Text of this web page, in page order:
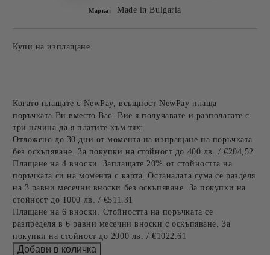
Марка: Made in Bulgaria
Купи на изплащане
Когато плащате с NewPay, всъщност NewPay плаща
поръчката Ви вместо Вас. Вие я получавате и разполагате с
три начина да я платите към тях:
Отложено до 30 дни от момента на изпращане на поръчката
без оскъпяване. За покупки на стойност до 400 лв. / €204,52
Плащане на 4 вноски. Заплащате 20% от стойността на
поръчката си на момента с карта. Останалата сума се разделя
на 3 равни месечни вноски без оскъпяване. За покупки на
стойност до 1000 лв. / €511.31
Плащане на 6 вноски. Стойността на поръчката се
разпределя в 6 равни месечни вноски с оскъпяване. За
покупки на стойност до 2000 лв. / €1022.61